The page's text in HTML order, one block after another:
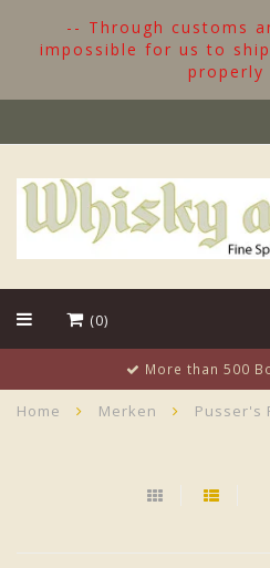
-- Through customs
impossible for us to
properly
(0)
More than 500
Home Merken Pusser's